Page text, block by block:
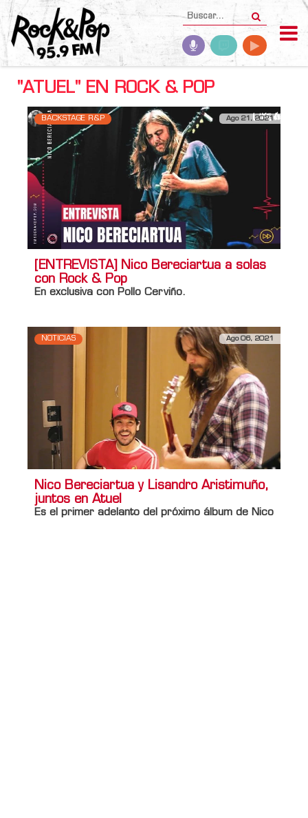
"ATUEL" EN ROCK & POP
BACKSTAGE R&P Ago 21, 2021
[ENTREVISTA] Nico Bereciartua a solas
con Rock & Pop
En exclusiva con Pollo Cerviño.
NOTICIAS Ago 06, 2021
Nico Bereciartua y Lisandro Aristimuño,
juntos en Atuel
Es el primer adelanto del próximo álbum de Nico